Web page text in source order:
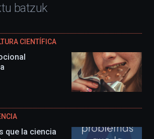
batzuk
CIENTÍFICA
que la ciencia